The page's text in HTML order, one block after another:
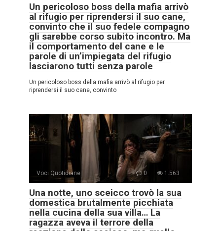
Un pericoloso boss della mafia arrivò
al rifugio per riprendersi il suo cane,
convinto che il suo fedele compagno
gli sarebbe corso subito incontro. Ma
il comportamento del cane e le
parole di un’impiegata del rifugio
lasciarono tutti senza parole
Un pericoloso boss della mafia arrivò al rifugio per
riprendersi il suo cane, convinto
Voci Quotidiane 0 1.563
Una notte, uno sceicco trovò la sua
domestica brutalmente picchiata
nella cucina della sua villa… La
ragazza aveva il terrore della